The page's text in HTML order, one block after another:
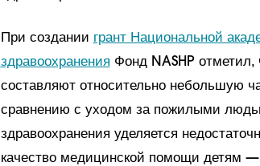
При создании грант Национальной
здравоохранения Фонд NASHP отметил,
составляют относительно небольшую
сравнению с уходом за пожилыми
здравоохранения уделяется
качество медицинской помощи детям —